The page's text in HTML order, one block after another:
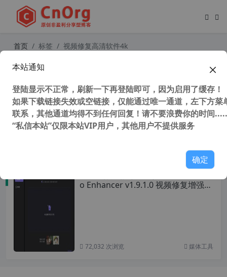
首页 标签 视频修复高清软件4k
独家汉化 TunesKit Video Repair V1.
o Enhancer v1.9.1.0 视频修复增强工
72,032 次浏览 媒体工具
本站通知
登陆显示不正常，刷新一下再登陆即可，因为启用了缓存！
如果下载链接失效或空链接，仅能通过唯一通道，左下方菜
联系，其他通道均得不到任何回复！请不要浪费你的时间
“私信本站”仅限本站VIP用户，其他用户不提供服务
确定